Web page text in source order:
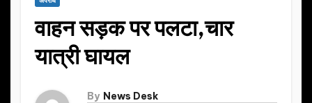
वाहन सड़क पर पलटा,चार
यात्री घायल
By News Desk